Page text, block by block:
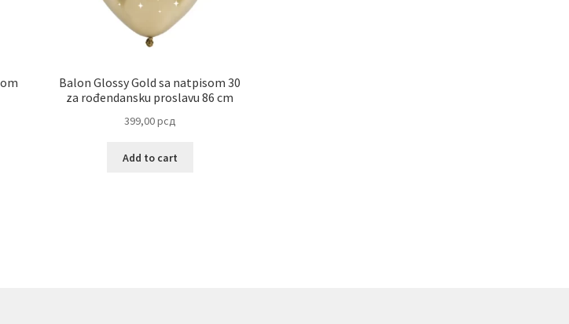
Balon Glossy Gold sa natpisom 30
za rođendansku proslavu 86 cm
399,00рсд
Add to cart